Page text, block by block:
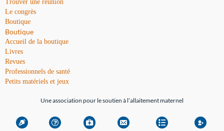
Trouver une réunion
Le congrès
Boutique
Boutique
Accueil de la boutique
Livres
Revues
Professionnels de santé
Petits matériels et jeux
Une association pour le soutien à l’allaitement maternel